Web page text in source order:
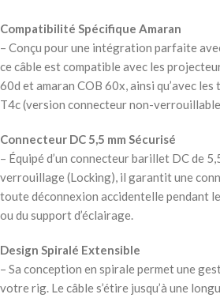
Compatibilité Spécifique Amaran
– Conçu pour une intégration parfaite
ce câble est compatible avec les
60d et amaran COB 60x, ainsi qu’avec
T4c (version connecteur non-
Connecteur DC 5,5 mm Sécurisé
– Équipé d’un connecteur barillet DC de
verrouillage (Locking), il garantit une
toute déconnexion accidentelle pendant
ou du support d’éclairage.
Design Spiralé Extensible
– Sa conception en spirale permet une
votre rig. Le câble s’étire jusqu’à une